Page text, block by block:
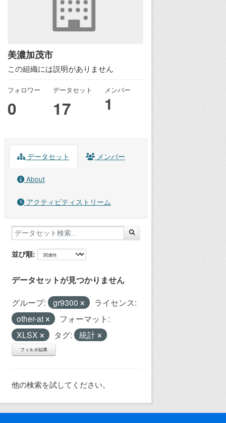
美濃加茂市
この組織には説明がありません
フォロワー
0
データセット
17
メンバー
1
データセット メンバー
About
アクティビティストリーム
並び順
データセットが見つかりません
グループ: gr9300
ライセンス:
other-at
フォーマット:
XLSX
タグ: 統計
フィルタ結果
他の検索を試してください。